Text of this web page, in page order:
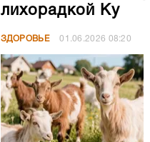
лихорадкой Ку
ЗДОРОВЬЕ 01.06.2026 08:20